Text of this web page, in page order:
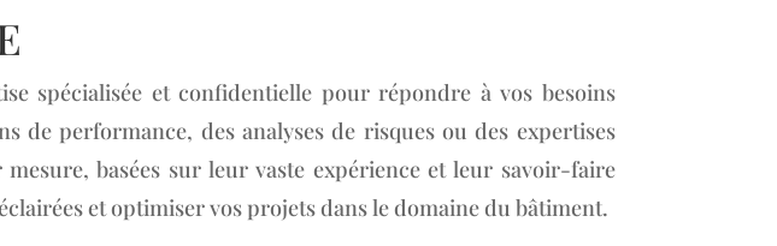
spécialisée et confidentielle pour répondre à vos besoins
de performance, des analyses de risques ou des expertises
basées sur leur vaste expérience et leur savoir-faire
et optimiser vos projets dans le domaine du bâtiment.